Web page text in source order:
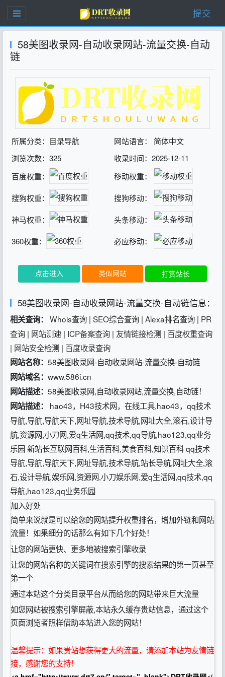
提交
58美图收录网-自动收录网站-流量交换-自动
链
所属分类： 目录导航
网站语言： 简体中文
浏览次数：325
收录时间：2025-12-11
百度权重：
移动权重：
搜狗权重： 搜狗移动：
神马权重： 头条移动：
360权重： 必应移动：
点击进入 类似网站 打赏站长
58美图收录网-自动收录网站-流量交换-自动链信息：
相关查询： Whois查询 | SEO综合查询 | Alexa排名查询 | PR
查询 | 网站测速 | ICP备案查询 | 友情链接检测 | 百度权重查询
| 网站安全检测 | 百度收录查询
网站名称： 58美图收录网-自动收录网站-流量交换-自动链
网站域名： www.586i.cn
网站描述： 58美图收录网,自动收录网站,流量交换,自动链！
网站描述：
hao43，H43技术网，在线工具,hao43，qq技术
导航,导航,导航天下,网址导航,技术导航,网址大全,滚石,设计导
航,资源网,小刀网,爱q生活网,qq技术,qq导航,hao123,qq业务
乐园 新站长互联网百科,生活百科,美食百科,知识百科 qq技术
导航,导航,导航天下,网址导航,技术导航,站长导航,网址大全,滚
石,设计导航,娱乐网,资源网,小刀娱乐网,爱q生活网,qq技术,qq
导航,hao123,qq业务乐园
加入好处
简单来说就是可以给您的网站提升权重排名，增加外链和网站
流量！如果细分的话那么有如下几个好处！
让您的网站更快、更多地被搜索引擎收录
让您的网站名称的关键词在搜索引擎的搜索结果的第一页甚至
第一个
通过本站这个分类目录平台从而给您的网站带来巨大流量
如您网站被搜索引擎屏蔽,本站永久缓存贵站信息，通过这个
页面浏览者照样借助本站进入您的网站！
温馨提示：如果贵站想获得更大的流量，请添加本站为友情链
接，感谢您的支持！